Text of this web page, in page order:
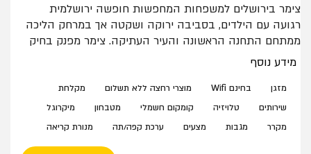
צימר בירושלים למשפחות המחפשות חופשה ירושלמית
רגועה עם הילדים, בסביבה ירוקה ושקטה אך במרחק הליכה
ממתחם התחנה הראשונה והעיר העתיקה. צימר מפנק בחיק
הטבע, בלב יער השלום הירוק, מתאים לזוג עם ילד ותינוק
וכולל מיטה זוגית אחת (ללא הפרדה), מיטת חבר נפתחת,
ארון בגדים, פינת ישיבה עם שולחן וכסאות, שירותים ומקלחת
פרטיים, מטבחון עם מיני בר לשימוש עצמי, פינת קפה, פינת
ישיבה בחצר כניסה או במרפסת פרטית.
הצימרים מותאמים לשומרי שבת. במתחם מטבח חוץ משותף
מידע נוסף
מזגן בחינם Wifi מוצרי רחצה ללא תשלום
מקלחת
שירותים
טלויזיה קומקום חשמלי מטבחון
מיקרוגל
מקרר
מגבות מצעים ערכת קפה/תה מנורת קריאה